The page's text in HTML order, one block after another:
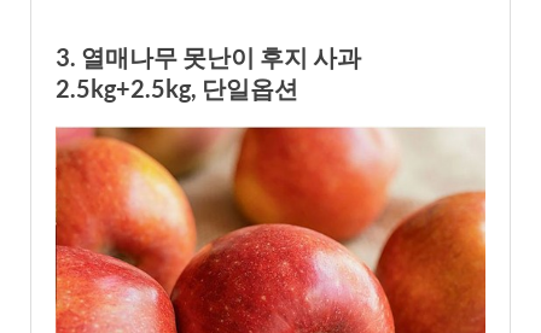
3. 열매나무 못난이 후지 사과
2.5kg+2.5kg, 단일옵션